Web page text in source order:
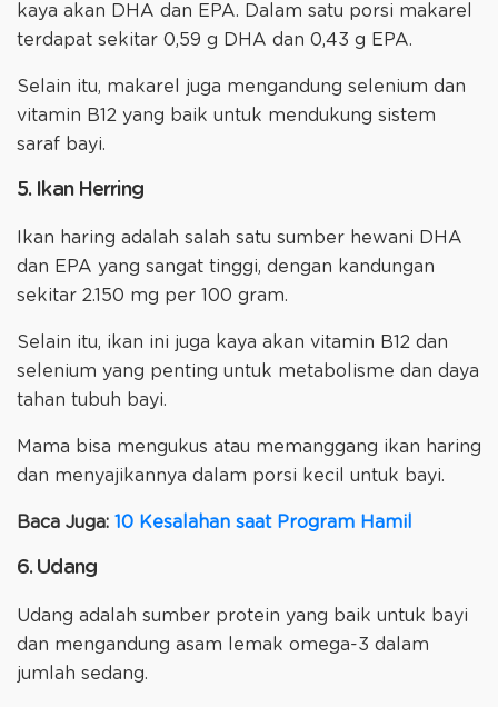
kaya akan DHA dan EPA. Dalam satu porsi makarel
terdapat sekitar 0,59 g DHA dan 0,43 g EPA.
Selain itu, makarel juga mengandung selenium dan
vitamin B12 yang baik untuk mendukung sistem
saraf bayi.
5. Ikan Herring
Ikan haring adalah salah satu sumber hewani DHA
dan EPA yang sangat tinggi, dengan kandungan
sekitar 2.150 mg per 100 gram.
Selain itu, ikan ini juga kaya akan vitamin B12 dan
selenium yang penting untuk metabolisme dan daya
tahan tubuh bayi.
Mama bisa mengukus atau memanggang ikan haring
dan menyajikannya dalam porsi kecil untuk bayi.
Baca Juga: 10 Kesalahan saat Program Hamil
6. Udang
Udang adalah sumber protein yang baik untuk bayi
dan mengandung asam lemak omega-3 dalam
jumlah sedang.